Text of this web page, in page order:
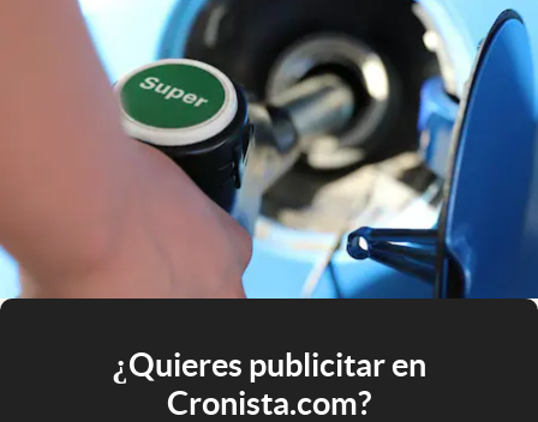
¿Quieres publicitar en
Cronista.com?